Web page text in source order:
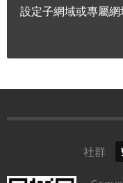
設定子網域或專屬
社群